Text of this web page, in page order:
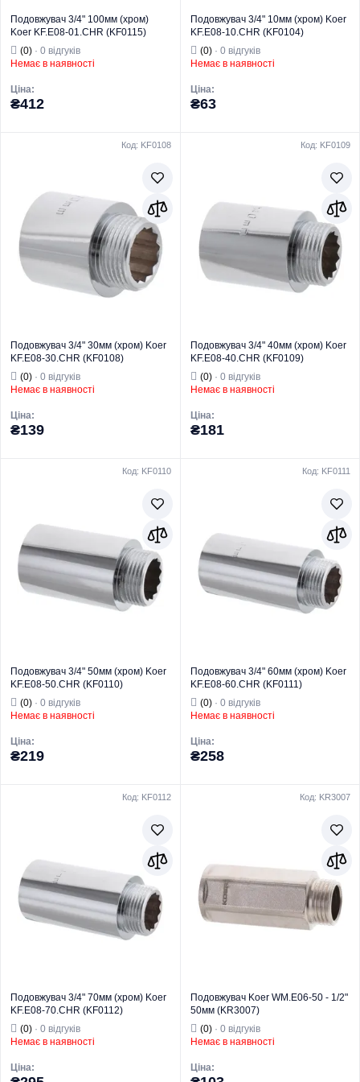
Подовжувач 3/4" 100мм (хром)
Koer KF.E08-01.CHR (KF0115)
(0) · 0 відгуків
Немає в наявності
Ціна:
₴412
Латунний фітинг
Вид виробу
Призначення
Для труб
Тип
Подовжувач
Подовжувач 3/4" 10мм (хром) Koer
KF.E08-10.CHR (KF0104)
(0)· 0 відгуків
Немає в наявності
Ціна:
₴63
Латунний фітинг
Призначення
Для труб
Тип
Подовжувач
Код: KF0108
Подовжувач 3/4" 30мм (хром) Koer
KF.E08-30.CHR (KF0108)
(0) · 0 відгуків
Немає в наявності
Ціна:
₴139
Латунний фітинг
Призначення
Для труб
Тип
Подовжувач
Код: KF0109
Подовжувач 3/4" 40мм (хром) Koer
KF.E08-40.CHR (KF0109)
(0)· 0 відгуків
Немає в наявності
Ціна:
₴181
Латунний фітинг
Для труб
Тип
Подовжувач
Код: KF0110
Подовжувач 3/4" 50мм (хром) Koer
KF.E08-50.CHR (KF0110)
(0) · 0 відгуків
Немає в наявності
Ціна:
₴219
Латунний фітинг
Для труб
Тип
Подовжувач
Код: KF0111
Подовжувач 3/4" 60мм (хром) Koer
KF.E08-60.CHR (KF0111)
(0)· 0 відгуків
Немає в наявності
Ціна:
₴258
Латунний фітинг
Для труб
Тип
Подовжувач
Код: KF0112
Подовжувач 3/4" 70мм (хром) Koer
KF.E08-70.CHR (KF0112)
(0) · 0 відгуків
Немає в наявності
Ціна:
Код: KR3007
Подовжувач Koer WM.E06-50 - 1/2"
50мм (KR3007)
(0)· 0 відгуків
Немає в наявності
Ціна: